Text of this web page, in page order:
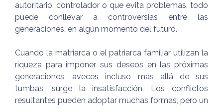
autoritario, controlador o que evita problemas, todo
puede conllevar a controversias entre las
generaciones, en algún momento del futuro.
Cuando la matriarca o el patriarca familiar utilizan la
riqueza para imponer sus deseos en las próximas
generaciones, aveces incluso más allá de sus
tumbas, surge la insatisfacción. Los conflictos
resultantes pueden adoptar muchas formas, pero un